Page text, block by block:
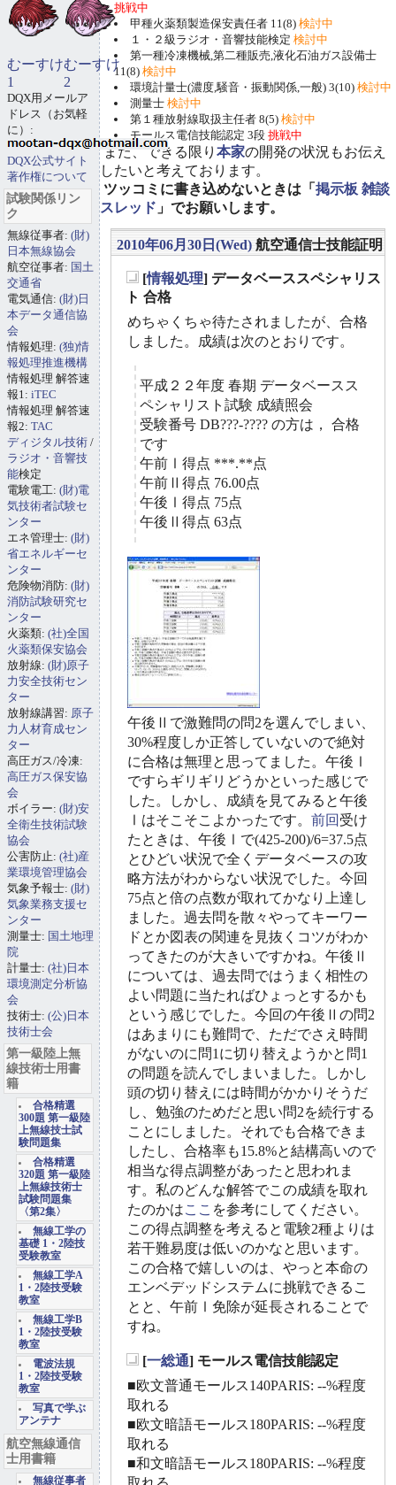
挑戦中
甲種火薬類製造保安責任者 11(8) 検討中
１・２級ラジオ・音響技能検定 検討中
第一種冷凍機械,第二種販売,液化石油ガス設備士
11(8) 検討中
環境計量士(濃度,騒音・振動関係,一般) 3(10) 検討中
測量士 検討中
第１種放射線取扱主任者 8(5) 検討中
モールス電信技能認定 3段 挑戦中
また、できる限り 本家の開発の状況もお伝え
したいと考えております。
ツッコミに書き込めないときは「 掲示板 雑談
スレッド 」でお願いします。
2010年06月30日(Wed) 航空通信士技能証明
[情報処理] データベーススペシャリス
ト 合格
めちゃくちゃ待たされましたが、合格
しました。成績は次のとおりです。
平成２２年度 春期 データベースス
ペシャリスト試験 成績照会
受験番号 DB???-???? の方は， 合格
です
午前Ⅰ得点 ***.**点
午前Ⅱ得点 76.00点
午後Ⅰ得点 75点
午後Ⅱ得点 63点
午後Ⅱで激難問の問2を選んでしまい、
30%程度しか正答していないので絶対
に合格は無理と思ってました。午後Ⅰ
ですらギリギリどうかといった感じで
した。しかし、成績を見てみると午後
Ⅰはそこそこよかったです。 前回 受け
たときは、午後Ⅰで(425-200)/6=37.5点
とひどい状況で全くデータベースの攻
略方法がわからない状況でした。今回
75点と倍の点数が取れてかなり上達し
ました。過去問を散々やってキーワー
ドとか図表の関連を見抜くコツがわか
ってきたのが大きいですかね。午後Ⅱ
については、過去問ではうまく相性の
よい問題に当たればひょっとするかも
という感じでした。今回の午後Ⅱの問2
はあまりにも難問で、ただでさえ時間
がないのに問1に切り替えようかと問1
の問題を読んでしまいました。しかし
頭の切り替えには時間がかかりそうだ
し、勉強のためだと思い問2を続行する
ことにしました。それでも合格できま
したし、合格率も15.8%と結構高いので
相当な得点調整があったと思われま
す。私のどんな解答でこの成績を取れ
たのかはここ を参考にしてください。
この得点調整を考えると電験2種よりは
若干難易度は低いのかなと思います。
この合格で嬉しいのは、やっと本命の
エンベデッドシステムに挑戦できるこ
とと、午前Ⅰ免除が延長されることで
すね。
[一総通] モールス電信技能認定
■欧文普通モールス140PARIS: --%程度
取れる
■欧文暗語モールス180PARIS: --%程度
取れる
■和文暗語モールス180PARIS: --%程度
むーすけ
1
むーすけ
2
DQX用メールア
ドレス（お気軽
に）:
DQX公式サイト
著作権について
試験関係リン
ク
無線従事者: (財)
日本無線協会
航空従事者: 国土
交通省
電気通信: (財)日
本データ通信協
会
情報処理: (独)情
報処理推進機構
情報処理 解答速
報1: iTEC
情報処理 解答速
報2: TAC
ディジタル技術 /
ラジオ・音響技
能検定
電験電工: (財)電
気技術者試験セ
ンター
エネ管理士: (財)
省エネルギーセ
ンター
危険物消防: (財)
消防試験研究セ
ンター
火薬類: (社)全国
火薬類保安協会
放射線: (財)原子
力安全技術セン
ター
放射線講習: 原子
力人材育成セン
ター
高圧ガス/冷凍:
高圧ガス保安協
会
ボイラー: (財)安
全衛生技術試験
協会
公害防止: (社)産
業環境管理協会
気象予報士: (財)
気象業務支援セ
ンター
測量士: 国土地理
院
計量士: (社)日本
環境測定分析協
会
技術士: (公)日本
技術士会
第一級陸上無
線技術士用書
籍
合格精選
300題 第一級陸
上無線技士試
験問題集
合格精選
320題 第一級陸
上無線技術士
試験問題集
〈第2集〉
無線工学の
基礎 1・2陸技
受験教室
無線工学A
1・2陸技受験
教室
無線工学B
1・2陸技受験
教室
電波法規
1・2陸技受験
教室
写真で学ぶ
アンテナ
航空無線通信
士用書籍
無線従事者